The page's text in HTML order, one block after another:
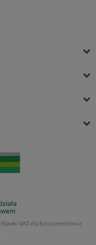
Stawki VAT dla konsumentów z